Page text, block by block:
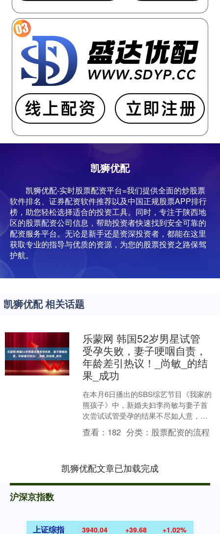
凯狮优配
凯狮优配-实时股票配资平台=我们提供全面的炒股票
软件排名、证券配资软件推荐以及中国正规股票APP排行
榜，助您轻松选择适合的投资工具。同时，专注于陕西地
区的股票配资公司信息，帮助投资者快速找到安全可靠的
配资服务平台。无论是新手还是资深投资者，都能在这里
获取专业的指导与优质的资源，为您的股票投资之路保驾
护航。
凯狮优配 相关话题
乐蒙网 韩国52岁男星试管
受孕失败，妻子哽咽自责，
年龄差引热议！_尚敏_的结
果_成功
在本月6日播出的SBS综艺节目《我家的
熊孩子》中，新婚夫妇李尚敏与妻子首
次尝试试管受孕的结果不尽如人意，这
一情景在节目中曝光。医生向他们传达
了令人失望的消息：“....
查看： 182 分类： 股票配资的流程
凯狮优配文章已加载完成
沪深京指数
上证综指 3940.04 +39.68 +1.02%